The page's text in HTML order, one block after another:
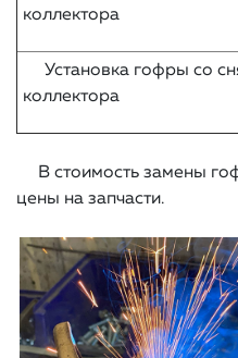
коллектора
Установка гофры со
коллектора
В стоимость замены
цены на запчасти.